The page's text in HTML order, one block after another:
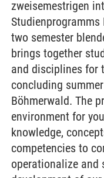
zweisemestrigen
Studienprogramms
two semester
brings together
and disciplines for
concluding
Böhmerwald. The
environment for
knowledge,
competencies to
operationalize and